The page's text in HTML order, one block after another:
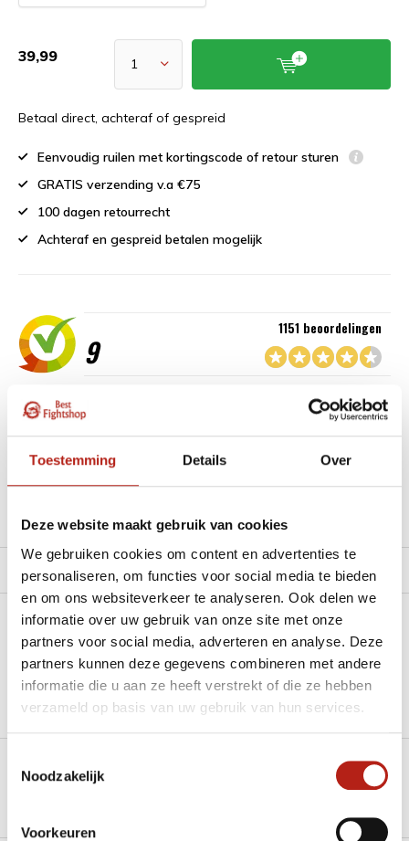
Toestemming Details Over
Deze website maakt gebruik van cookies
We gebruiken cookies om content en advertenties te
personaliseren, om functies voor social media te bieden
en om ons websiteverkeer te analyseren. Ook delen we
informatie over uw gebruik van onze site met onze
partners voor social media, adverteren en analyse. Deze
partners kunnen deze gegevens combineren met andere
informatie die u aan ze heeft verstrekt of die ze hebben
verzameld op basis van uw gebruik van hun services.
Noodzakelijk
Voorkeuren
39,99
Betaal direct, achteraf of gespreid
Eenvoudig ruilen met kortingscode of retour sturen
GRATIS verzending v.a €75
100 dagen retourrecht
Achteraf en gespreid betalen mogelijk
9
1151 beoordelingen
“Goede service , zeer correcte afhandeling en kwaliteit
materiaal.”
Beschikbaar in de volgende varianten:
Productomschrijving
Product tags
Heb je een vraag over dit product?
Stel je vraag in de Chat voor een snel antwoord 24/7
Groot aantal nodig?
Klik hier om een offerte aan te vragen